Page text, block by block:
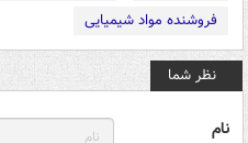
فروشنده مواد شیمیایی
نظر شما
نام